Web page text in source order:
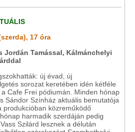
17 óra
Jordán Tamással, Kálmánchelyi
új évad, új
sorozat keretében idén kétféle
Cafe Frei pódiumán. Minden hónap
Sándor Színház aktuális bemutatója
produkcióban közreműködő
harmadik szerdáján pedig
Szilárd lesznek a délután